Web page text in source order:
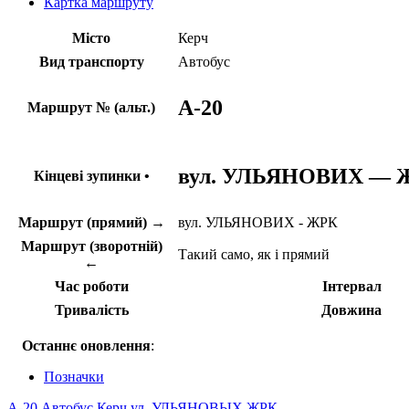
Місто
Керч
Вид транспорту
Автобус
Маршрут № (альт.) A-20
Кінцеві зупинки • вул. УЛЬЯНОВИХ —
Маршрут (прямий) →
вул. УЛЬЯНОВИХ - ЖРК
Маршрут (зворотній)
←
Такий само, як і прямий
Час роботи
Інтервал
Тривалість
Довжина
Останнє оновлення:
Позначки